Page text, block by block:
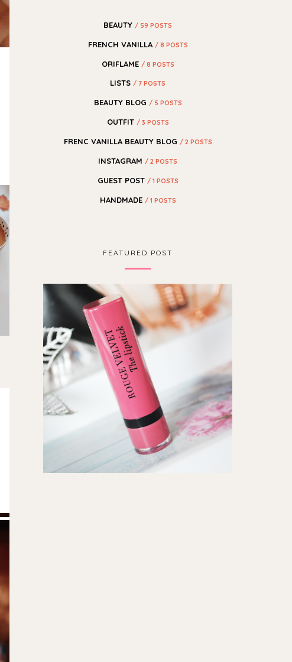
BEAUTY / 59 POSTS
FRENCH VANILLA / 8 POSTS
ORIFLAME / 8 POSTS
LISTS/ 7 POSTS
BEAUTY BLOG / 5 POSTS
OUTFIT / 3 POSTS
FRENC VANILLA BEAUTY BLOG / 2 POSTS
INSTAGRAM / 2 POSTS
GUEST POST / 1 POSTS
HANDMADE / 1 POSTS
FEATURED POST